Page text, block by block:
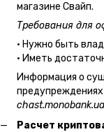
магазине Cвайп.
Требования для
• Нужно быть
• Иметь
Информация о
chast.monobank.ua
Расчет